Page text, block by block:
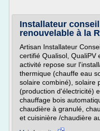
Installateur
renouvelable à la
Artisan Installateur
certifié Qualisol, QualiPV
activité repose sur
thermique (chauffe eau
solaire combiné), solaire
(production d'électricité)
chauffage bois
chaudière à granulé,
et cuisinière /chaudière